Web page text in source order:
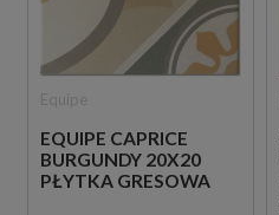
EQUIPE CAPRICE
BURGUNDY 20X20
PŁYTKA GRESOWA